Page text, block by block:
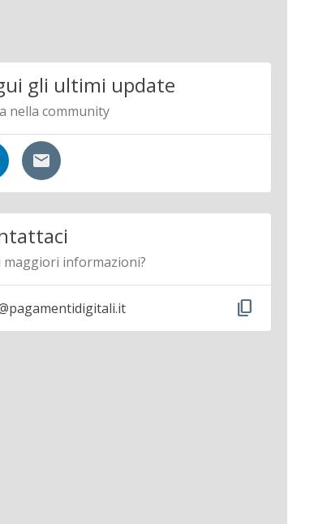
gli ultimi update
nella community
maggiori informazioni?
content_copy